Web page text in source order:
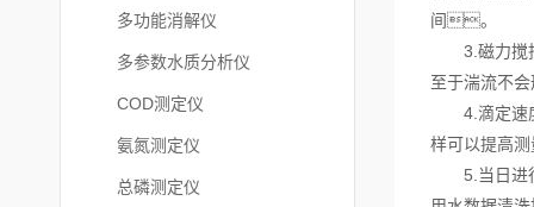
多功能消解仪
多参数水质分析仪
COD测定仪
氨氮测定仪
总磷测定仪
间。
3.磁力搅
至于湍流不
4.滴定速
样可以提高
5.当日进